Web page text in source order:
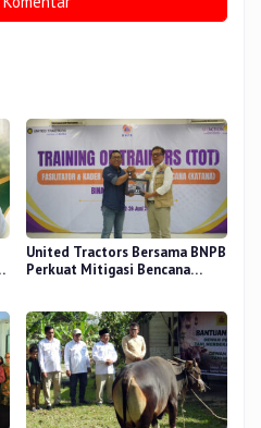
United Tractors Bersama BNPB
Perkuat Mitigasi Bencana